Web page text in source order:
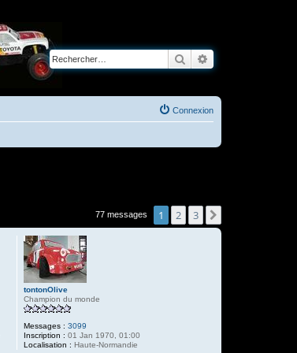
Rechercher
Connexion
77 messages 1 2 3
tontonOlive
Champion du monde
Messages : 3099
Inscription : 01 Jan 1970, 01:00
Localisation : Haute-Normandie